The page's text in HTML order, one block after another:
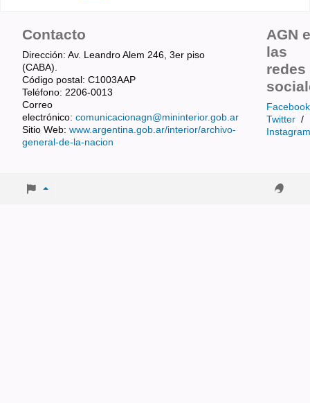
Contacto
Dirección: Av. Leandro Alem 246, 3er piso
(CABA).
Código postal: C1003AAP
Teléfono: 2206-0013
Correo
electrónico: comunicacionagn@mininterior.gob.ar
Sitio Web: www.argentina.gob.ar/interior/archivo-
general-de-la-nacion
AGN
las
redes
Facebook
Twitter /
Instagram